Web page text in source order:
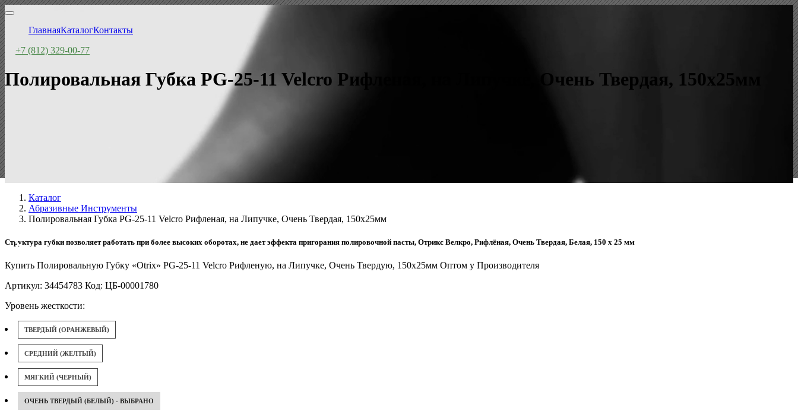
ГлавнаяКаталогКонтакты
+7 (812) 329-00-77
Полировальная Губка PG-25-11 Velcro Рифленая, на Липучке, Очень Твердая, 150x25мм
Каталог
Абразивные Инструменты
Полировальная Губка PG-25-11 Velcro Рифленая, на Липучке, Очень Твердая, 150x25мм
Структура губки позволяет работать при более высоких оборотах, не дает эффекта пригорания полировочной пасты, Отрикс Велкро, Рифлёная, Очень Твердая, Белая, 150 x 25 мм
Купить Полировальную Губку «Otrix» PG-25-11 Velcro Рифленую, на Липучке, Очень Твердую, 150x25мм Оптом у Производителя
Артикул: 34454783 Код: ЦБ-00001780
Уровень жесткости:
ТВЕРДЫЙ (ОРАНЖЕВЫЙ)
СРЕДНИЙ (ЖЕЛТЫЙ)
МЯГКИЙ (ЧЕРНЫЙ)
ОЧЕНЬ ТВЕРДЫЙ (БЕЛЫЙ) - ВЫБРАНО